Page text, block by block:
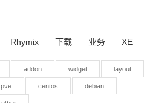
Rhymix 下载 业务 XE
addon widget layout
pve centos debian